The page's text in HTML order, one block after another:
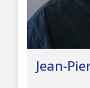
Jean-